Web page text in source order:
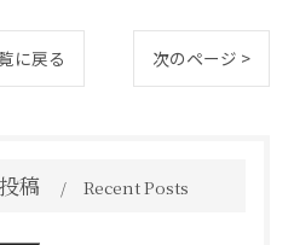
に戻る 次のページ >
稿 Recent Posts